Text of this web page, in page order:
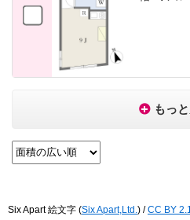
もっ
Six Apart 絵文字 (Six Apart,Ltd.) /CC BY